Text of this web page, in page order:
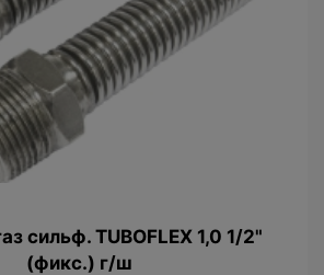
сильф. TUBOFLEX 1,0 1/2"
(фикс.) г/ш